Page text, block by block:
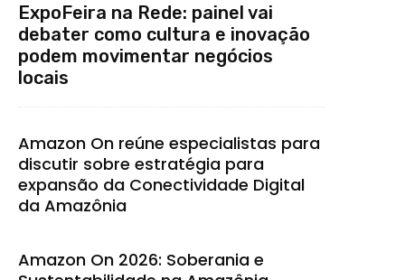
ExpoFeira na Rede: painel vai
debater como cultura e inovação
podem movimentar negócios
locais
Amazon On reúne especialistas para
discutir sobre estratégia para
expansão da Conectividade Digital
da Amazônia
Amazon On 2026: Soberania e